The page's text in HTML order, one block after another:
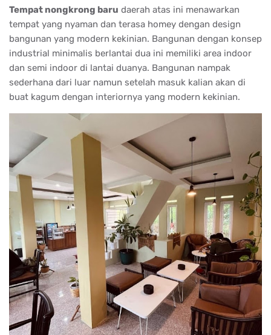
Tempat nongkrong baru daerah atas ini menawarkan
tempat yang nyaman dan terasa homey dengan design
bangunan yang modern kekinian. Bangunan dengan konsep
industrial minimalis berlantai dua ini memiliki area indoor
dan semi indoor di lantai duanya. Bangunan nampak
sederhana dari luar namun setelah masuk kalian akan di
buat kagum dengan interiornya yang modern kekinian.